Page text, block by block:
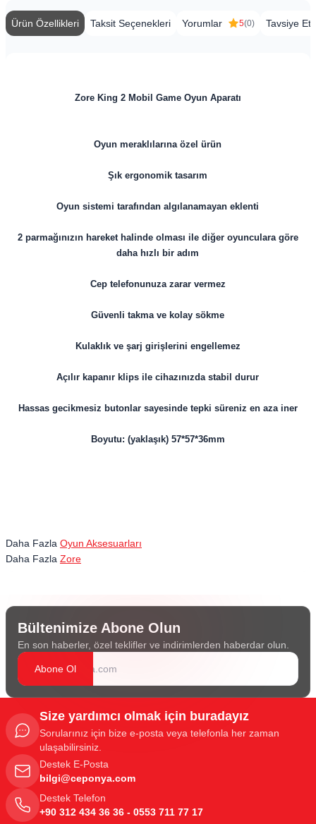
Ürün Özellikleri Taksit Seçenekleri Yorumlar 5(0) Tavsiye Et
Zore King 2 Mobil Game Oyun Aparatı
Oyun meraklılarına özel ürün
Şık ergonomik tasarım
Oyun sistemi tarafından algılanamayan eklenti
2 parmağınızın hareket halinde olması ile diğer oyunculara göre
daha hızlı bir adım
Cep telefonunuza zarar vermez
Güvenli takma ve kolay sökme
Kulaklık ve şarj girişlerini engellemez
Açılır kapanır klips ile cihazınızda stabil durur
Hassas gecikmesiz butonlar sayesinde tepki süreniz en aza iner
Boyutu: (yaklaşık) 57*57*36mm
Daha Fazla Oyun Aksesuarları
Daha Fazla Zore
Bültenimize Abone Olun
En son haberler, özel teklifler ve indirimlerden haberdar olun.
Abone Ol
Size yardımcı olmak için buradayız
Sorularınız için bize e-posta veya telefonla her zaman
ulaşabilirsiniz.
Destek E-Posta
bilgi@ceponya.com
Destek Telefon
+90 312 434 36 36 - 0553 711 77 17